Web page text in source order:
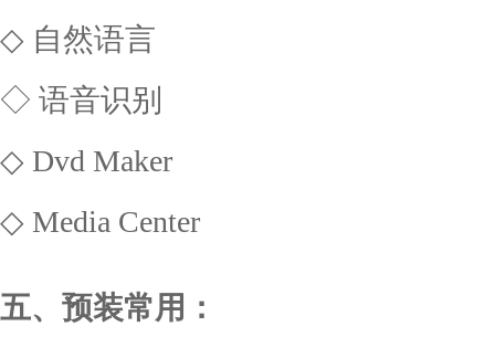
◇ 自然语言
◇ 语音识别
◇ Dvd Maker
◇ Media Center
五、预装常用：